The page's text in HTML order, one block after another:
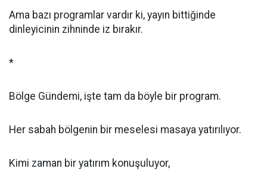
Ama bazı programlar vardır ki, yayın bittiğinde
dinleyicinin zihninde iz bırakır.
*
Bölge Gündemi, işte tam da böyle bir program.
Her sabah bölgenin bir meselesi masaya yatırılıyor.
Kimi zaman bir yatırım konuşuluyor,